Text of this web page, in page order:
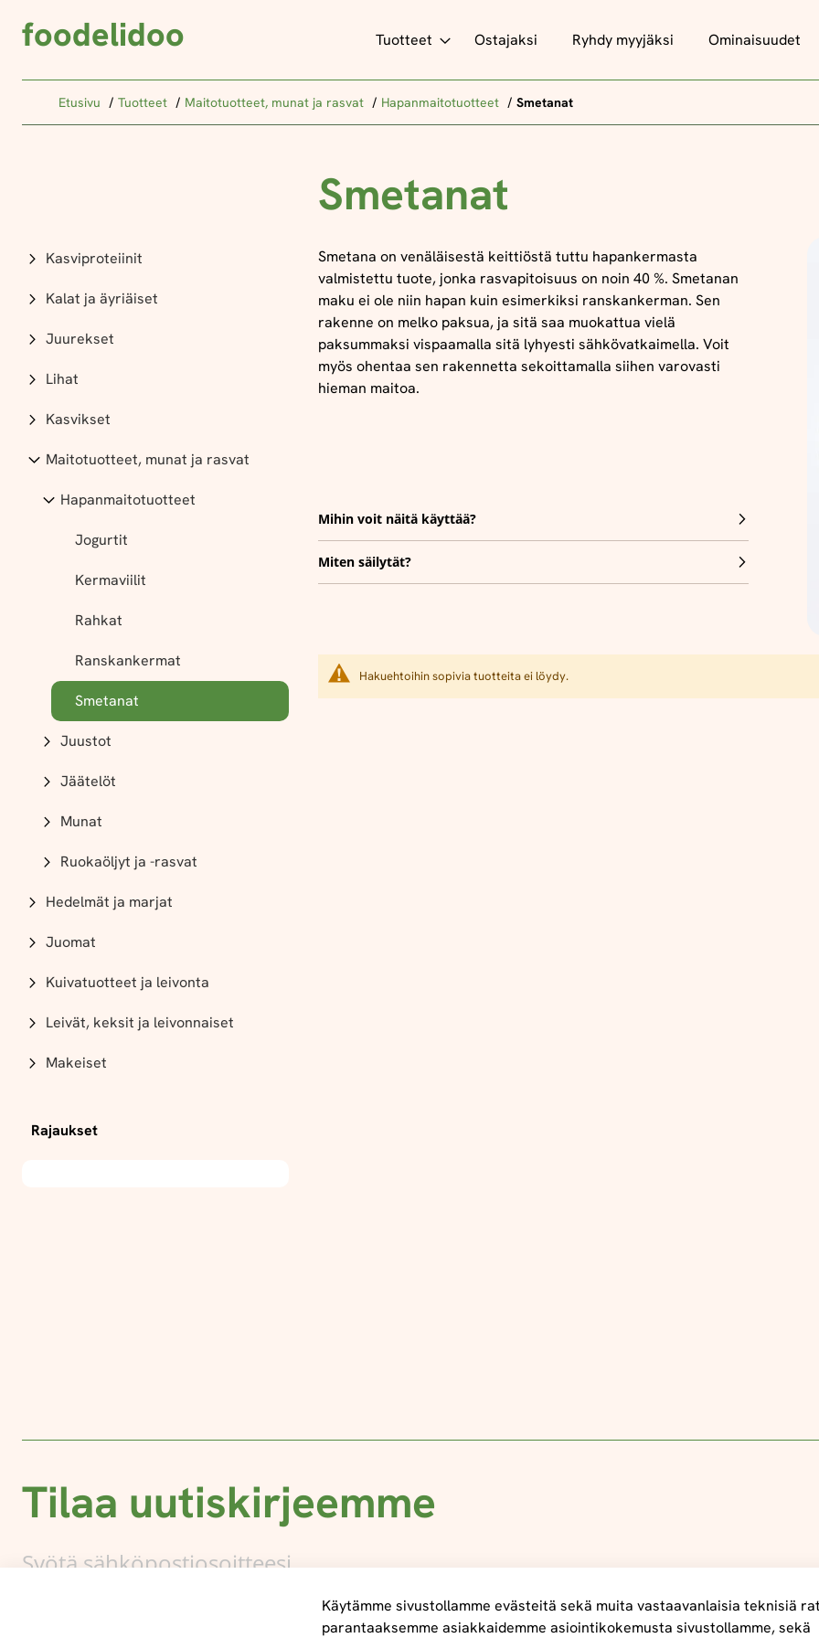
foodelidoo Tuotteet Ostajaksi Ryhdy myyjäksi Ominaisuudet
Etusivu Tuotteet Maitotuotteet, munat ja rasvat Hapanmaitotuotteet Smetanat
Smetanat
Smetana on venäläisestä keittiöstä tuttu hapankermasta
valmistettu tuote, jonka rasvapitoisuus on noin 40 %. Smetanan
maku ei ole niin hapan kuin esimerkiksi ranskankerman. Sen
rakenne on melko paksua, ja sitä saa muokattua vielä
paksummaksi vispaamalla sitä lyhyesti sähkövatkaimella. Voit
myös ohentaa sen rakennetta sekoittamalla siihen varovasti
hieman maitoa.
Mihin voit näitä käyttää?
Miten säilytät?
Hakuehtoihin sopivia tuotteita ei löydy.
Kasviproteiinit
Kalat ja äyriäiset
Juurekset
Lihat
Kasvikset
Maitotuotteet, munat ja rasvat
Hapanmaitotuotteet
Jogurtit
Kermaviilit
Rahkat
Ranskankermat
Smetanat
Juustot
Jäätelöt
Munat
Ruokaöljyt ja -rasvat
Hedelmät ja marjat
Juomat
Kuivatuotteet ja leivonta
Leivät, keksit ja leivonnaiset
Makeiset
Rajaukset
Tilaa uutiskirjeemme
Käytämme sivustollamme evästeitä sekä muita vastaavanlaisia teknisiä
parantaaksemme asiakkaidemme asiointikokemusta sivustollamme, sekä